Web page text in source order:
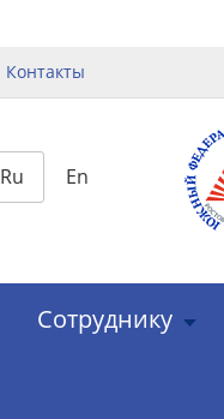
Контакты
Ru En
Сотруднику